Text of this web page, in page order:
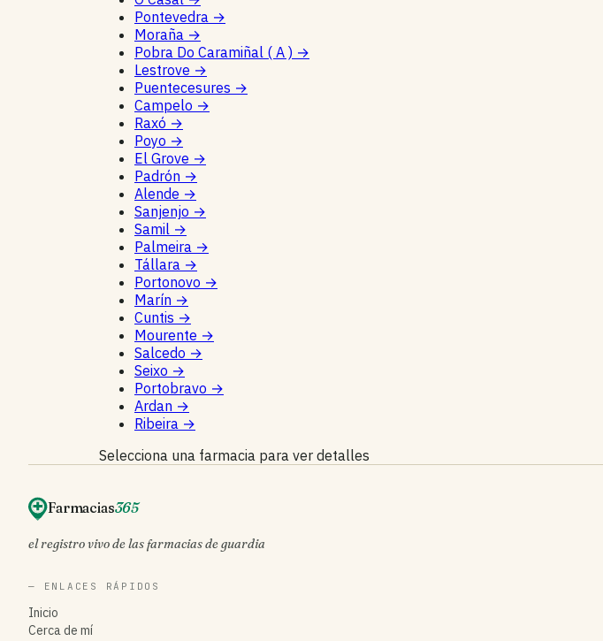
Pontevedra →
Moraña →
Pobra Do Caramiñal ( A ) →
Lestrove →
Puentecesures →
Campelo →
Raxó →
Poyo →
El Grove →
Padrón →
Alende →
Sanjenjo →
Samil →
Palmeira →
Tállara →
Portonovo →
Marín →
Cuntis →
Mourente →
Salcedo →
Seixo →
Portobravo →
Ardan →
Ribeira →
Selecciona una farmacia para ver detalles
Farmacias365
el registro vivo de las farmacias de guardia
— ENLACES RÁPIDOS
Inicio
Cerca de mí